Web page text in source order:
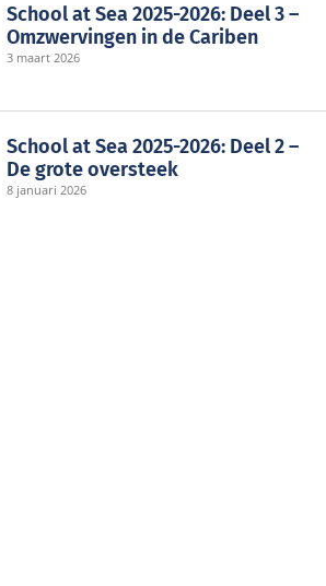
School at Sea 2025-2026: Deel 3 –
Omzwervingen in de Cariben
3 maart 2026
School at Sea 2025-2026: Deel 2 –
De grote oversteek
8 januari 2026